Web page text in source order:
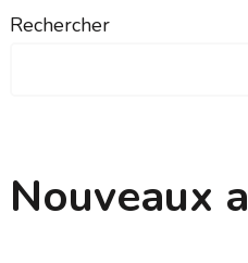
Rechercher
Nouveaux